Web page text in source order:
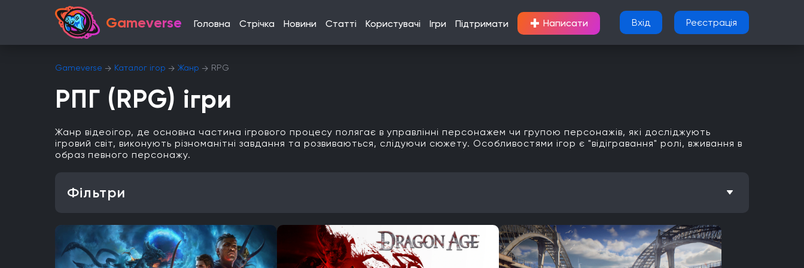
Gameverse Головна Стрічка Новини Статті Користувачі Ігри Підтримати + Написати Вхід Реєстрація
Gameverse Каталог ігор Жанр RPG
РПГ (RPG) ігри
Жанр відеоігор, де основна частина ігрового процесу полягає в управлінні персонажем чи групою персонажів, які досліджують
ігровий світ, виконують різноманітні завдання та розвиваються, слідуючи сюжету. Особливостями ігор є "відігравання" ролі, вживання в
образ певного персонажу.
Фільтри
Одиночна гра Відкритий світ Головоломки Кооператив Мультиплеєр Офіційна українська локалізація Метроїдванія Елементи рольової гри (RPG)
Платформа